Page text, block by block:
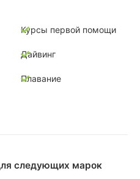
Курсы первой помощи
Дайвинг
Плавание
следующих марок